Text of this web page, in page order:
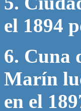
el 1894
6. Cuna
Marín
en el